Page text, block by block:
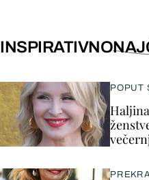
INSPIRATIVNO
POPUT